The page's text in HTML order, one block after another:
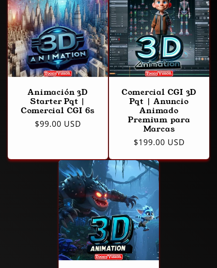
Animación 3D
Starter Pqt |
Comercial CGI 6s
Precio
$99.00 USD
Comercial CGI 3D
Pqt | Anuncio
Animado
Premium para
Marcas
Precio
$199.00 USD